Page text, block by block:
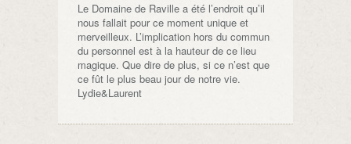
Le Domaine de Raville a été l’endroit qu’il
nous fallait pour ce moment unique et
merveilleux. L’implication hors du commun
du personnel est à la hauteur de ce lieu
magique. Que dire de plus, si ce n’est que
ce fût le plus beau jour de notre vie.
Lydie&Laurent